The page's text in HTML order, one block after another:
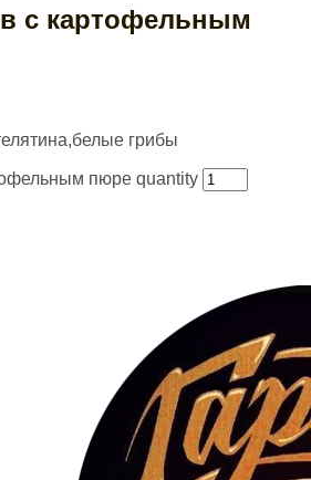
с картофельным
грибы
пюре quantity